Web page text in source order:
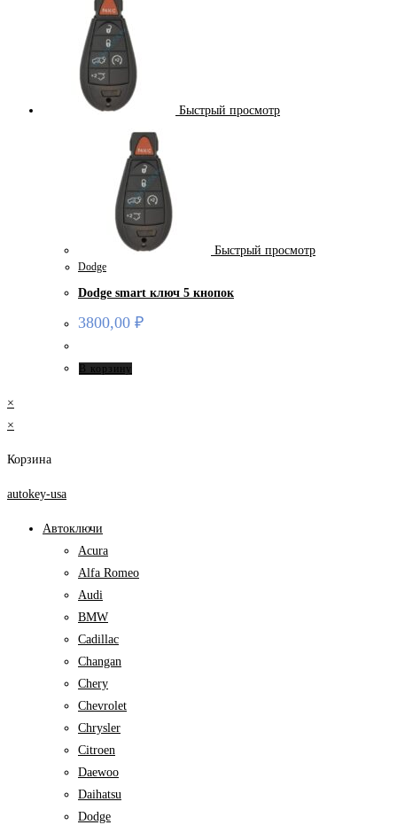
Быстрый просмотр
Быстрый просмотр
Dodge
Dodge smart ключ 5 кнопок
3800,00 ₽
В корзину
×
×
Корзина
autokey-usa
Автоключи
Acura
Alfa Romeo
Audi
BMW
Cadillac
Changan
Chery
Chevrolet
Chrysler
Citroen
Daewoo
Daihatsu
Dodge